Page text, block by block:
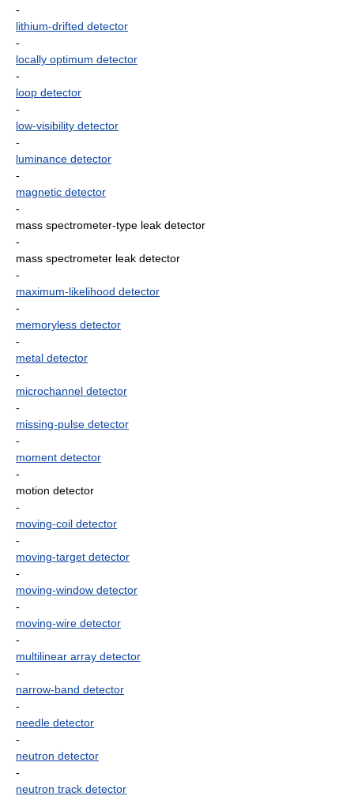
-
lithium-drifted detector
-
locally optimum detector
-
loop detector
-
low-visibility detector
-
luminance detector
-
magnetic detector
-
mass spectrometer-type leak detector
-
mass spectrometer leak detector
-
maximum-likelihood detector
-
memoryless detector
-
metal detector
-
microchannel detector
-
missing-pulse detector
-
moment detector
-
motion detector
-
moving-coil detector
-
moving-target detector
-
moving-window detector
-
moving-wire detector
-
multilinear array detector
-
narrow-band detector
-
needle detector
-
neutron detector
-
neutron track detector